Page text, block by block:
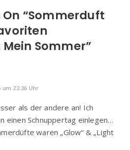
“Sommerduft
Mein Sommer”
um 22:36 Uhr
als der andere an! Ich
einen Schnuppertag einlegen…
waren „Glow“ & „Light